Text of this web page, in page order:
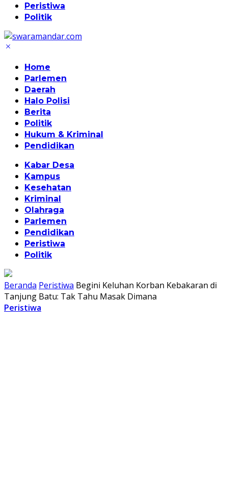
Peristiwa
Politik
Home
Parlemen
Daerah
Halo Polisi
Berita
Politik
Hukum & Kriminal
Pendidikan
Kabar Desa
Kampus
Kesehatan
Kriminal
Olahraga
Parlemen
Pendidikan
Peristiwa
Politik
Beranda Peristiwa Begini Keluhan Korban Kebakaran di
Tanjung Batu: Tak Tahu Masak Dimana
Peristiwa